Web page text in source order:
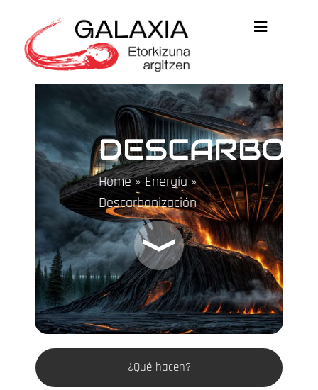
Home»Energía»
Descarbonización
¿Qué hacen?